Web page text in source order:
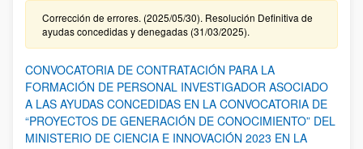
Corrección de errores. (2025/05/30). Resolución Definitiva de
ayudas concedidas y denegadas (31/03/2025).
CONVOCATORIA DE CONTRATACIÓN PARA LA
FORMACIÓN DE PERSONAL INVESTIGADOR ASOCIADO
A LAS AYUDAS CONCEDIDAS EN LA CONVOCATORIA DE
“PROYECTOS DE GENERACIÓN DE CONOCIMIENTO” DEL
MINISTERIO DE CIENCIA E INNOVACIÓN 2023 EN LA